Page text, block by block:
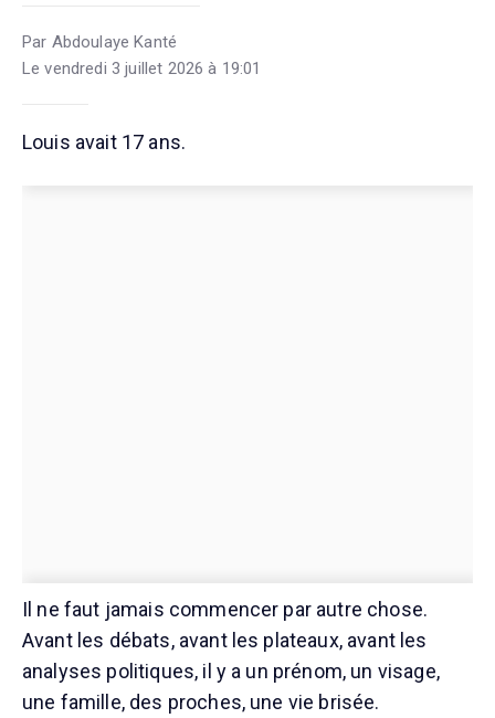
Par Abdoulaye Kanté
Le vendredi 3 juillet 2026 à 19:01
Louis avait 17 ans.
Il ne faut jamais commencer par autre chose.
Avant les débats, avant les plateaux, avant les
analyses politiques, il y a un prénom, un visage,
une famille, des proches, une vie brisée.